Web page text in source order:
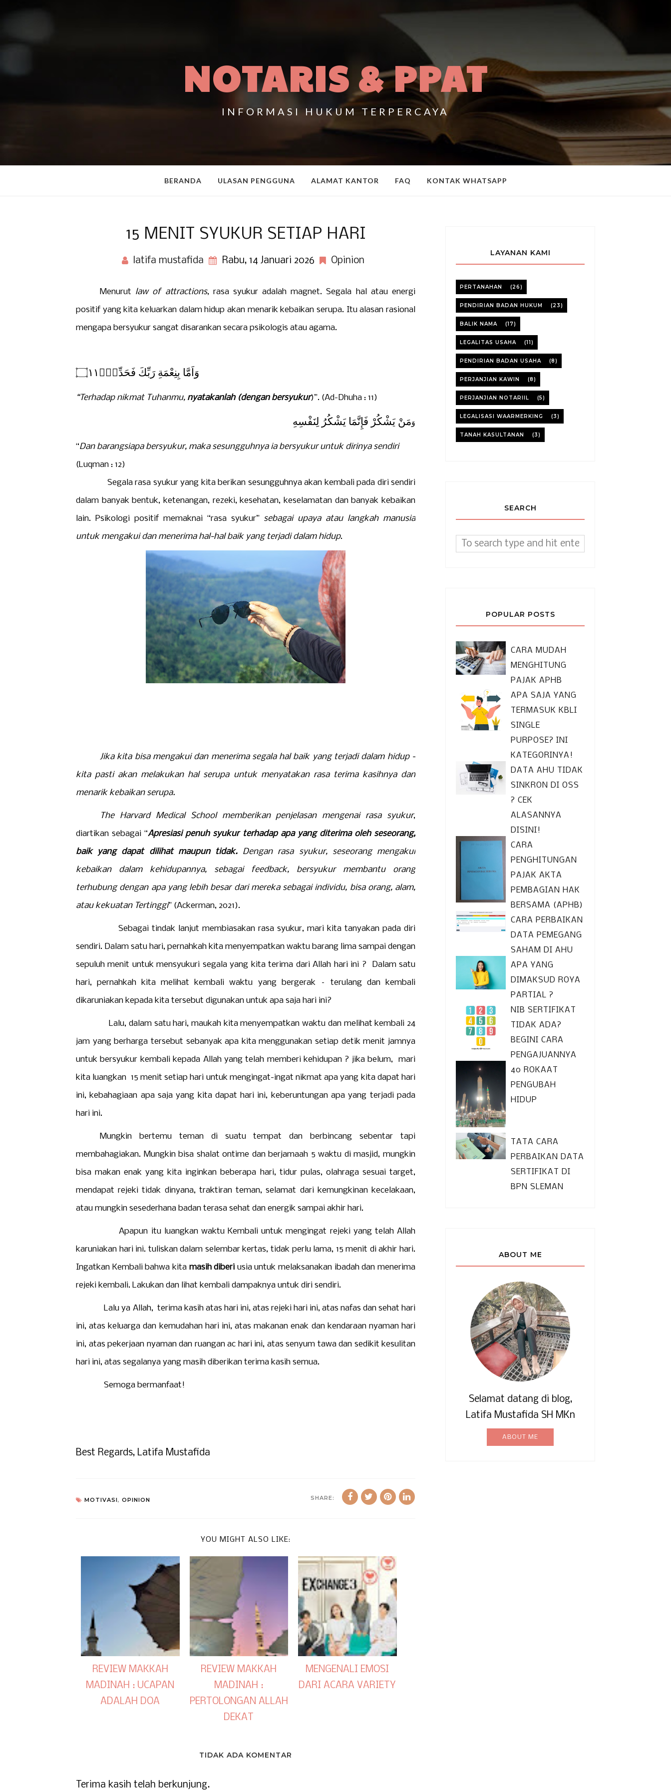
NOTARIS & PPAT
INFORMASI HUKUM TERPERCAYA
BERANDA ULASAN PENGGUNA ALAMAT KANTOR FAQ KONTAK WHATSAPP
15 MENIT SYUKUR SETIAP HARI
latifa mustafida Rabu, 14 Januari 2026 Opinion
Menurut law of attractions, rasa syukur adalah magnet. Segala hal atau energi
positif yang kita keluarkan dalam hidup akan menarik kebaikan serupa. Itu alasan rasional
mengapa bersyukur sangat disarankan secara psikologis atau agama.
وَاَمَّا بِنِعْمَةِ رَبِّكَ فَحَدِّثْࣖ۝١١
“Terhadap nikmat Tuhanmu, nyatakanlah (dengan bersyukur)”. (Ad-Dhuha : 11)
‎وَمَنْ يَشْكُرْ فَإِنَّمَا يَشْكُرُ لِنَفْسِهِ
“Dan barangsiapa bersyukur, maka sesungguhnya ia bersyukur untuk dirinya sendiri
(Luqman : 12)
Segala rasa syukur yang kita berikan sesungguhnya akan kembali pada diri sendiri
dalam banyak bentuk, ketenangan, rezeki, kesehatan, keselamatan dan banyak kebaikan
lain. Psikologi positif memaknai “rasa syukur” sebagai upaya atau langkah manusia
untuk mengakui dan menerima hal-hal baik yang terjadi dalam hidup.
Jika kita bisa mengakui dan menerima segala hal baik yang terjadi dalam hidup -
kita pasti akan melakukan hal serupa untuk menyatakan rasa terima kasihnya dan
menarik kebaikan serupa.
The Harvard Medical School memberikan penjelasan mengenai rasa syukur,
diartikan sebagai “Apresiasi penuh syukur terhadap apa yang diterima oleh seseorang,
baik yang dapat dilihat maupun tidak. Dengan rasa syukur, seseorang mengakui
kebaikan dalam kehidupannya, sebagai feedback, bersyukur membantu orang
terhubung dengan apa yang lebih besar dari mereka sebagai individu, bisa orang, alam,
atau kekuatan Tertinggi” (Ackerman, 2021).
Sebagai tindak lanjut membiasakan rasa syukur, mari kita tanyakan pada diri
sendiri. Dalam satu hari, pernahkah kita menyempatkan waktu barang lima sampai dengan
sepuluh menit untuk mensyukuri segala yang kita terima dari Allah hari ini ? Dalam satu
hari, pernahkah kita melihat kembali waktu yang bergerak – terulang dan kembali
dikaruniakan kepada kita tersebut digunakan untuk apa saja hari ini?
Lalu, dalam satu hari, maukah kita menyempatkan waktu dan melihat kembali 24
jam yang berharga tersebut sebanyak apa kita menggunakan setiap detik menit jamnya
untuk bersyukur kembali kepada Allah yang telah memberi kehidupan ? jika belum, mari
kita luangkan 15 menit setiap hari untuk mengingat-ingat nikmat apa yang kita dapat hari
ini, kebahagiaan apa saja yang kita dapat hari ini, keberuntungan apa yang terjadi pada
hari ini.
Mungkin bertemu teman di suatu tempat dan berbincang sebentar tapi
membahagiakan. Mungkin bisa shalat ontime dan berjamaah 5 waktu di masjid, mungkin
bisa makan enak yang kita inginkan beberapa hari, tidur pulas, olahraga sesuai target,
mendapat rejeki tidak dinyana, traktiran teman, selamat dari kemungkinan kecelakaan,
atau mungkin sesederhana badan terasa sehat dan energik sampai akhir hari.
Apapun itu luangkan waktu Kembali untuk mengingat rejeki yang telah Allah
karuniakan hari ini. tuliskan dalam selembar kertas, tidak perlu lama, 15 menit di akhir hari.
Ingatkan Kembali bahwa kita masih diberi usia untuk melaksanakan ibadah dan menerima
rejeki kembali. Lakukan dan lihat kembali dampaknya untuk diri sendiri.
Lalu ya Allah, terima kasih atas hari ini, atas rejeki hari ini, atas nafas dan sehat hari
ini, atas keluarga dan kemudahan hari ini, atas makanan enak dan kendaraan nyaman hari
ini, atas pekerjaan nyaman dan ruangan ac hari ini, atas senyum tawa dan sedikit kesulitan
hari ini, atas segalanya yang masih diberikan terima kasih semua.
Semoga bermanfaat!
Best Regards, Latifa Mustafida
MOTIVASI, OPINION SHARE:
YOU MIGHT ALSO LIKE:
REVIEW MAKKAH
MADINAH : UCAPAN
ADALAH DOA
REVIEW MAKKAH
MADINAH :
PERTOLONGAN ALLAH
DEKAT
MENGENALI EMOSI
DARI ACARA VARIETY
TIDAK ADA KOMENTAR
Terima kasih telah berkunjung.
LAYANAN KAMI
PERTANAHAN (26)
PENDIRIAN BADAN HUKUM (23)
BALIK NAMA (17)
LEGALITAS USAHA (11)
PENDIRIAN BADAN USAHA (8)
PERJANJIAN KAWIN (8)
PERJANJIAN NOTARIIL (5)
LEGALISASI WAARMERKING (3)
TANAH KASULTANAN (3)
SEARCH
POPULAR POSTS
CARA MUDAH
MENGHITUNG
PAJAK APHB
APA SAJA YANG
TERMASUK KBLI
SINGLE
PURPOSE? INI
KATEGORINYA!
DATA AHU TIDAK
SINKRON DI OSS
? CEK
ALASANNYA
DISINI!
CARA
PENGHITUNGAN
PAJAK AKTA
PEMBAGIAN HAK
BERSAMA (APHB)
CARA PERBAIKAN
DATA PEMEGANG
SAHAM DI AHU
APA YANG
DIMAKSUD ROYA
PARTIAL ?
NIB SERTIFIKAT
TIDAK ADA?
BEGINI CARA
PENGAJUANNYA
40 ROKAAT
PENGUBAH
HIDUP
TATA CARA
PERBAIKAN DATA
SERTIFIKAT DI
BPN SLEMAN
ABOUT ME
Selamat datang di blog,
Latifa Mustafida SH MKn
ABOUT ME